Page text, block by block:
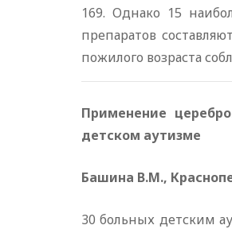
169. Однако 15
препаратов
пожилого возраста
Применение
детском аутизме
Башина В.М.,
30 больных детским